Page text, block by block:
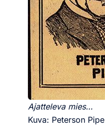
Ajatteleva mies…
Kuva: Peterson Pipe